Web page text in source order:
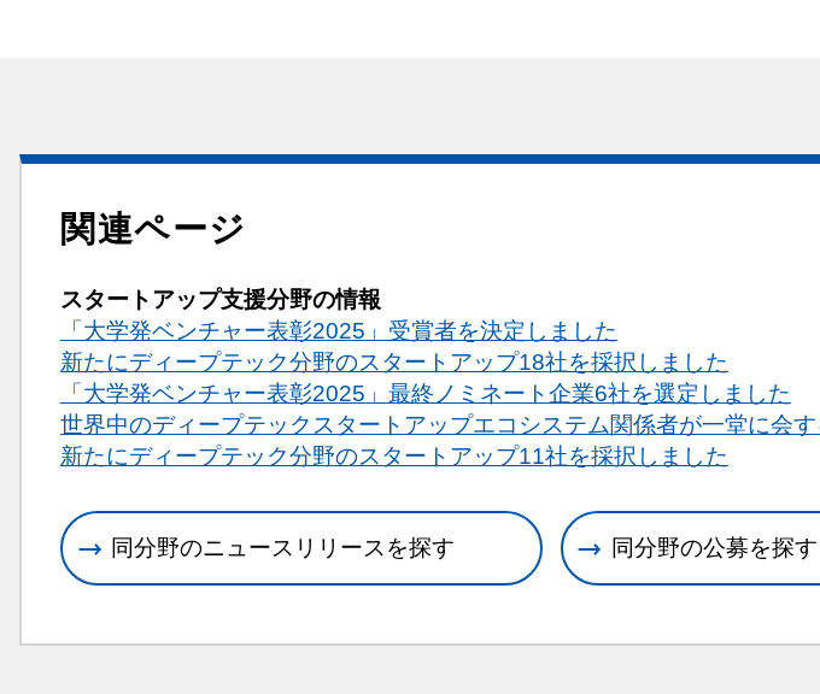
関連ページ
スタートアップ支援分野の情報
「大学発ベンチャー表彰2025」受賞者を決定しました
新たにディープテック分野のスタートアップ18社を採択しました
「大学発ベンチャー表彰2025」最終ノミネート企業6社を選定しました
世界中のディープテックスタートアップエコシステム関係者が一堂に会
新たにディープテック分野のスタートアップ11社を採択しました
同分野のニュースリリースを探す 同分野の公募を探す